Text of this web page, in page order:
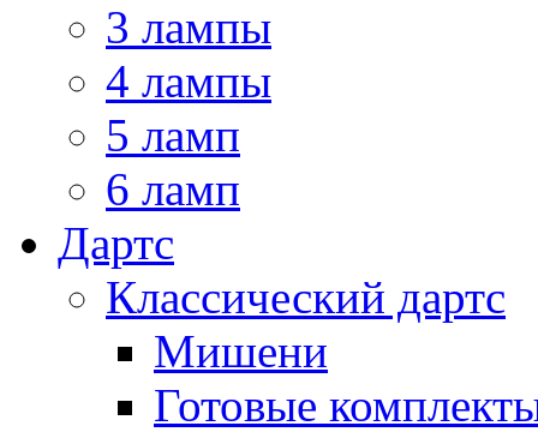
3 лампы
4 лампы
5 ламп
6 ламп
Дартс
Классический дартс
Мишени
Готовые